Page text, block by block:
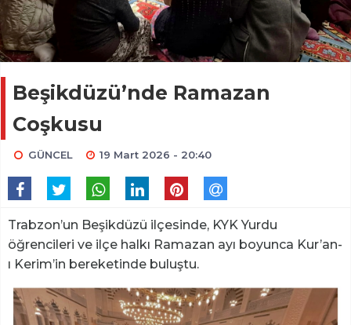
Beşikdüzü’nde Ramazan
Coşkusu
GÜNCEL 19 Mart 2026 - 20:40
Trabzon’un Beşikdüzü ilçesinde, KYK Yurdu
öğrencileri ve ilçe halkı Ramazan ayı boyunca Kur’an-
ı Kerim’in bereketinde buluştu.